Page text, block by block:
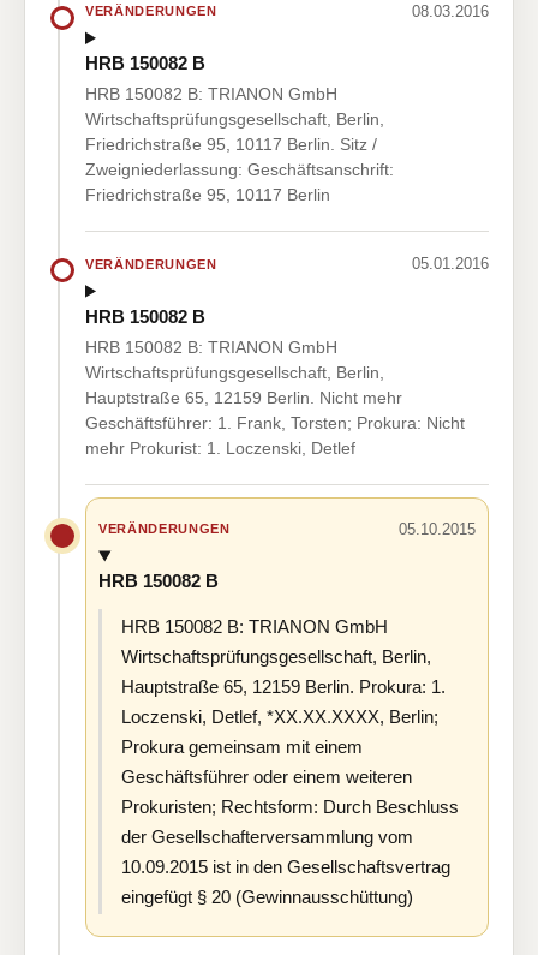
VERÄNDERUNGEN 08.03.2016
HRB 150082 B
HRB 150082 B: TRIANON GmbH
Wirtschaftsprüfungsgesellschaft, Berlin,
Friedrichstraße 95, 10117 Berlin. Sitz /
Zweigniederlassung: Geschäftsanschrift:
Friedrichstraße 95, 10117 Berlin
VERÄNDERUNGEN 05.01.2016
HRB 150082 B
HRB 150082 B: TRIANON GmbH
Wirtschaftsprüfungsgesellschaft, Berlin,
Hauptstraße 65, 12159 Berlin. Nicht mehr
Geschäftsführer: 1. Frank, Torsten; Prokura: Nicht
mehr Prokurist: 1. Loczenski, Detlef
VERÄNDERUNGEN 05.10.2015
HRB 150082 B
HRB 150082 B: TRIANON GmbH
Wirtschaftsprüfungsgesellschaft, Berlin,
Hauptstraße 65, 12159 Berlin. Prokura: 1.
Loczenski, Detlef, *XX.XX.XXXX, Berlin;
Prokura gemeinsam mit einem
Geschäftsführer oder einem weiteren
Prokuristen; Rechtsform: Durch Beschluss
der Gesellschafterversammlung vom
10.09.2015 ist in den Gesellschaftsvertrag
eingefügt § 20 (Gewinnausschüttung)